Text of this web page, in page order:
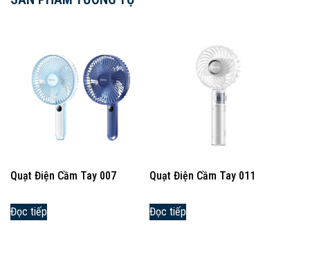
Quạt Điện Cầm Tay 007
Đọc tiếp
Quạt Điện Cầm Tay 011
Đọc tiếp